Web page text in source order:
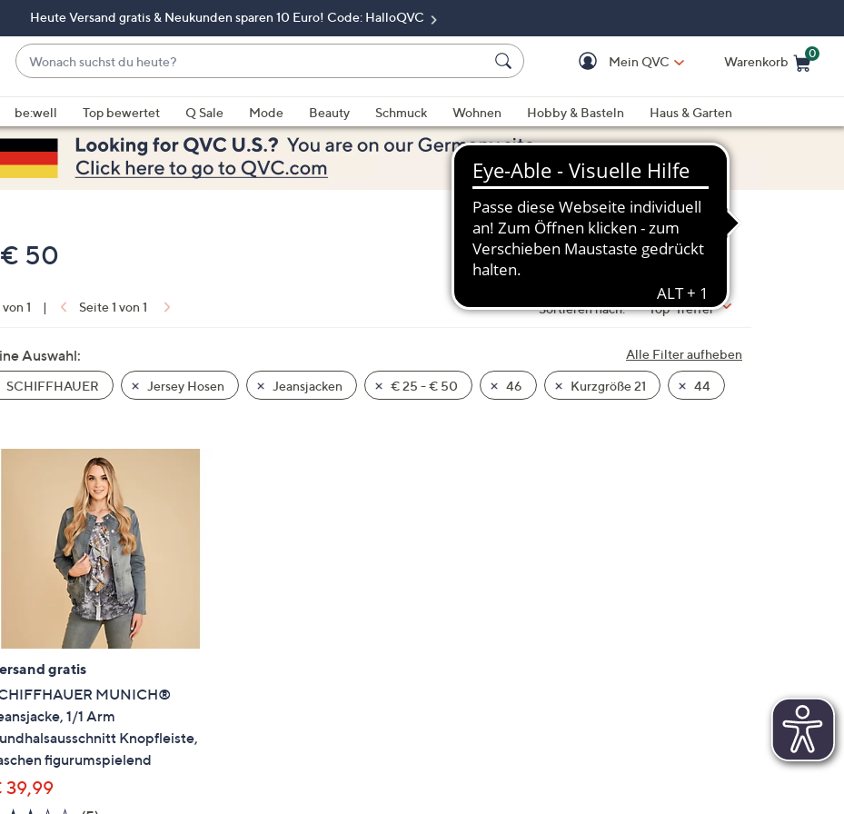
Heute Versand gratis & Neukunden sparen 10 Euro! Code: HalloQVC
Wonach
suchst
du
heute?
Vorschläge
verfügbar
sind,
verwenden
nach
und
unten
oder
wischen
rechts,
anzuzeigen.
Mein QVC Warenkorb
0
be:well Top bewertet Q Sale Mode Beauty Schmuck Wohnen Hobby & Basteln
Haus & Garten
50
von 1 | Seite 1 von 1 Sortieren nach: Top-Treffer
Alle Filter aufheben
Auswahl:
SCHIFFHAUER Jersey Hosen Jeansjacken € 25 - € 50 46 Kurzgröße 21 44
gratis
MUNICH®
1/1 Arm
Knopfleiste,
figurumspielend
39,99